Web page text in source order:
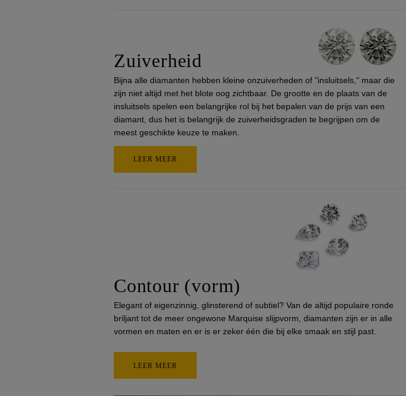
Zuiverheid
Bijna alle diamanten hebben kleine onzuiverheden of "insluitsels," maar die
zijn niet altijd met het blote oog zichtbaar. De grootte en de plaats van de
insluitsels spelen een belangrijke rol bij het bepalen van de prijs van een
diamant, dus het is belangrijk de zuiverheidsgraden te begrijpen om de
meest geschikte keuze te maken.
LEER MEER
Contour (vorm)
Elegant of eigenzinnig, glinsterend of subtiel? Van de altijd populaire ronde
briljant tot de meer ongewone Marquise slijpvorm, diamanten zijn er in alle
vormen en maten en er is er zeker één die bij elke smaak en stijl past.
LEER MEER